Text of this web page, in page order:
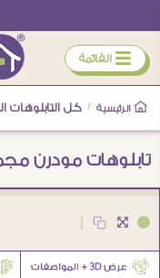
ÿ القائمة
الرئيسية / كل التابلوهات
تابلوهات مودرن